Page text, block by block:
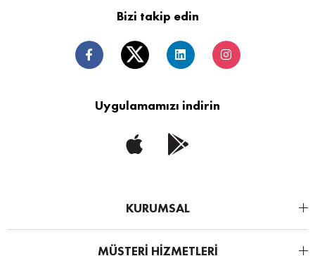
Bizi takip edin
Uygulamamızı indirin
KURUMSAL
MÜŞTERİ HİZMETLERİ